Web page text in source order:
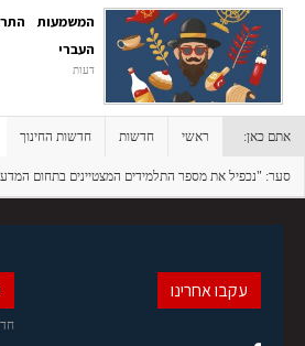
המשמעות
העברי
דעות
אתם כאן: ראשי חדשות חדשות החינוך
סער: "נכפיל את מספר התלמידים המצטיינים בתחום
עקבו אחרינו